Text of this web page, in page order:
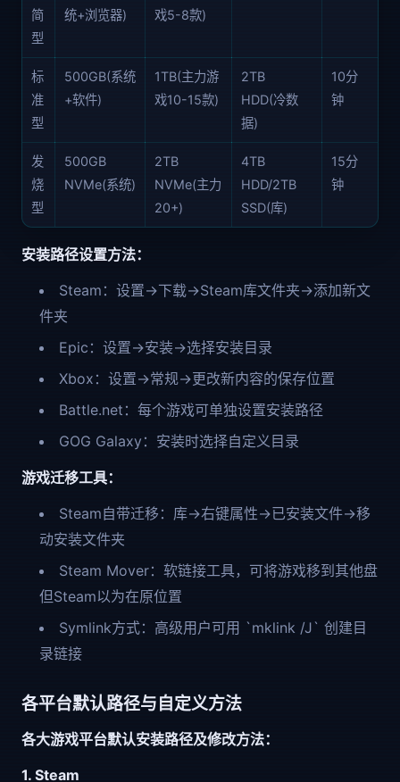
简
型
统+浏览器)
戏5-8款)
标
准
型
500GB(系统
+软件)
1TB(主力游
戏10-15款)
2TB
HDD(冷数
据)
10分
钟
发
烧
型
500GB
NVMe(系统)
2TB
NVMe(主力
20+)
4TB
HDD/2TB
SSD(库)
15分
钟
安装路径设置方法：
Steam：设置→下载→Steam库文件夹→添加新文
件夹
Epic：设置→安装→选择安装目录
Xbox：设置→常规→更改新内容的保存位置
Battle.net：每个游戏可单独设置安装路径
GOG Galaxy：安装时选择自定义目录
游戏迁移工具：
Steam自带迁移：库→右键属性→已安装文件→移
动安装文件夹
Steam Mover：软链接工具，可将游戏移到其他盘
但Steam以为在原位置
Symlink方式：高级用户可用 `mklink /J` 创建目
录链接
各平台默认路径与自定义方法
各大游戏平台默认安装路径及修改方法：
1. Steam